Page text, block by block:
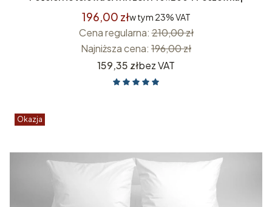
196,00 złw tym 23%VAT
Cena regularna: 210,00 zł
Najniższa cena: 196,00 zł
Cena
159,35 złbez VAT
Okazja